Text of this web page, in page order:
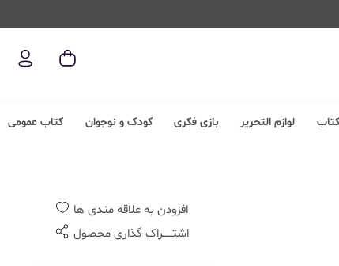
کتاب لوازم التحریر بازی فکری کودک و نوجوان کتاب عمومی
افزودن به علاقه مندی ها
اشتــــــراک گذاری محصول